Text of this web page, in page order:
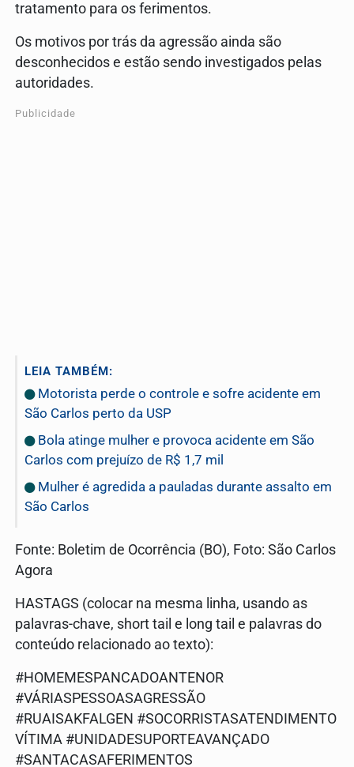
tratamento para os ferimentos.
Os motivos por trás da agressão ainda são
desconhecidos e estão sendo investigados pelas
autoridades.
Publicidade
LEIA TAMBÉM:
Motorista perde o controle e sofre acidente em
São Carlos perto da USP
Bola atinge mulher e provoca acidente em São
Carlos com prejuízo de R$ 1,7 mil
Mulher é agredida a pauladas durante assalto em
São Carlos
Fonte: Boletim de Ocorrência (BO), Foto: São Carlos
Agora
HASTAGS (colocar na mesma linha, usando as
palavras-chave, short tail e long tail e palavras do
conteúdo relacionado ao texto):
#HOMEMESPANCADOANTENOR
#VÁRIASPESSOASAGRESSÃO
#RUAISAKFALGEN #SOCORRISTASATENDIMENTO
VÍTIMA #UNIDADESUPORTEAVANÇADO
#SANTACASAFERIMENTOS